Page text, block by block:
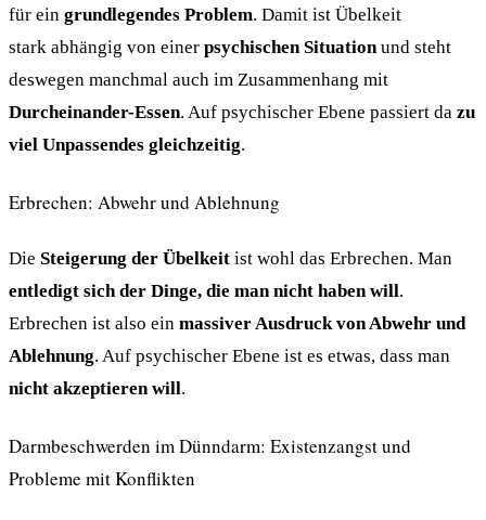
für ein grundlegendes Problem. Damit ist Übelkeit
stark abhängig von einer psychischen Situationund steht
deswegen manchmal auch im Zusammenhang mit
Durcheinander-Essen. Auf psychischer Ebene passiert da zu
viel Unpassendes gleichzeitig.
Erbrechen: Abwehr und Ablehnung
Die Steigerung der Übelkeit ist wohl das Erbrechen. Man
entledigt sich der Dinge, die man nicht haben will.
Erbrechen ist also ein massiver Ausdruck von Abwehr und
Ablehnung. Auf psychischer Ebene ist es etwas, dass man
nicht akzeptieren will.
Darmbeschwerden im Dünndarm: Existenzangst und
Probleme mit Konflikten